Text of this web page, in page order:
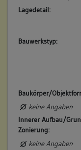
Lagedetail:
Bauwerkstyp:
Baukörper/
keine Angaben
Innerer Aufbau/
Zonierung:
keine Angaben